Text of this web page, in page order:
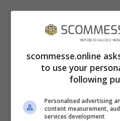
Oggi però la
scommesse.online
to use your
following
Personalised advertising
content measurement,
services development